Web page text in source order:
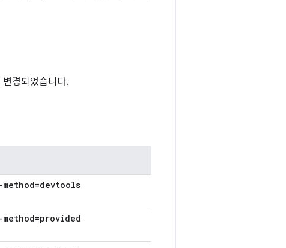
경되었습니다.